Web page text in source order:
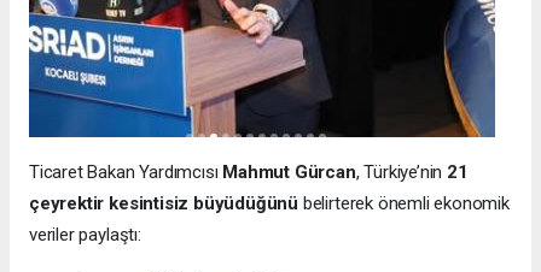
Ticaret Bakan Yardımcısı Mahmut Gürcan, Türkiye’nin 21
çeyrektir kesintisiz büyüdüğünü belirterek önemli ekonomik
veriler paylaştı: